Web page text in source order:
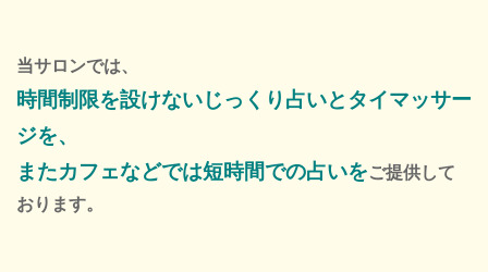
当サロンでは、
時間制限を設けないじっくり占いとタイマッサー
ジを、
またカフェなどでは短時間での占いをご提供して
おります。